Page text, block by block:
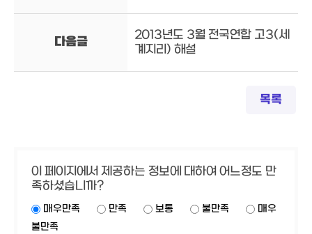
다음글
2013년도 3월 전국연합 고3(세
계지리) 해설
목록
이 페이지에서 제공하는 정보에 대하여 어느정도 만
족하셨습니까?
매우만족 만족 보통 불만족
매우
불만족